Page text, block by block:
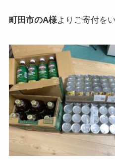
町田市のA様よりご寄付を